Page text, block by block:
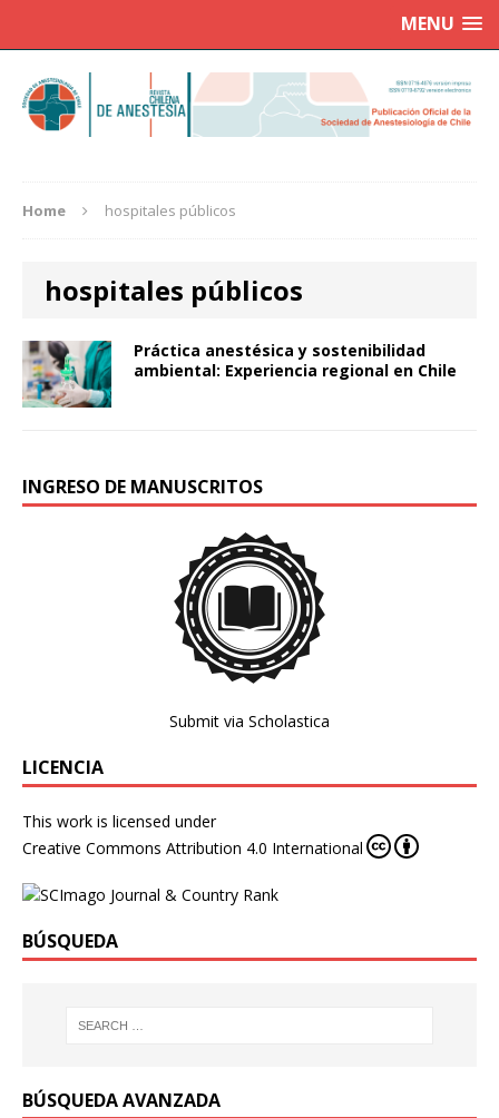
MENU
Home hospitales públicos
hospitales públicos
Práctica anestésica y sostenibilidad
ambiental: Experiencia regional en Chile
INGRESO DE MANUSCRITOS
Submit via Scholastica
LICENCIA
This work is licensed under
Creative Commons Attribution 4.0 International
BÚSQUEDA
BÚSQUEDA AVANZADA